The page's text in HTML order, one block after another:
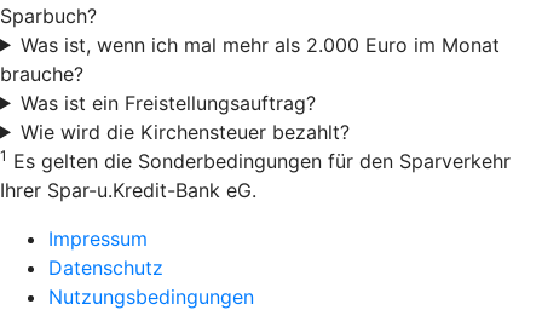
Sparbuch?
Was ist, wenn ich mal mehr als 2.000 Euro im Monat
brauche?
Was ist ein Freistellungsauftrag?
Wie wird die Kirchensteuer bezahlt?
1 Es gelten die Sonderbedingungen für den Sparverkehr
Ihrer Spar-u.Kredit-Bank eG.
Impressum
Datenschutz
Nutzungsbedingungen